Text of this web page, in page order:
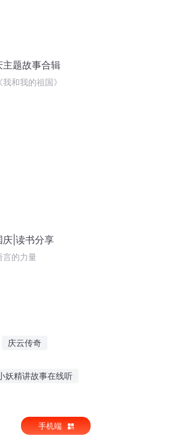
主题故事合辑
《我和我的祖国》
庆|读书分享
言的力量
庆云传奇
妖精讲故事在线听
手机端